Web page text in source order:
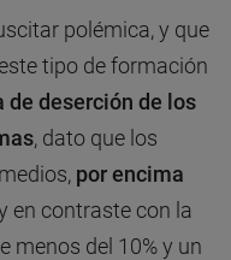
polémica, y que
tipo de formación
de deserción de los
, dato que los
por encima
en contraste con la
menos del 10% y un